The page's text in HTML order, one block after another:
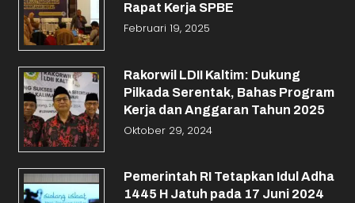
Rapat Kerja SPBE
Februari 19, 2025
Rakorwil LDII Kaltim: Dukung
Pilkada Serentak, Bahas Program
Kerja dan Anggaran Tahun 2025
Oktober 29, 2024
Pemerintah RI Tetapkan Idul Adha
1445 H Jatuh pada 17 Juni 2024